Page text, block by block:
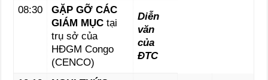
08:30
GẶP GỠ CÁC
GIÁM MỤCtại
trụ sở của
HĐGM Congo
(CENCO)
Diễn
văn
của
ĐTC